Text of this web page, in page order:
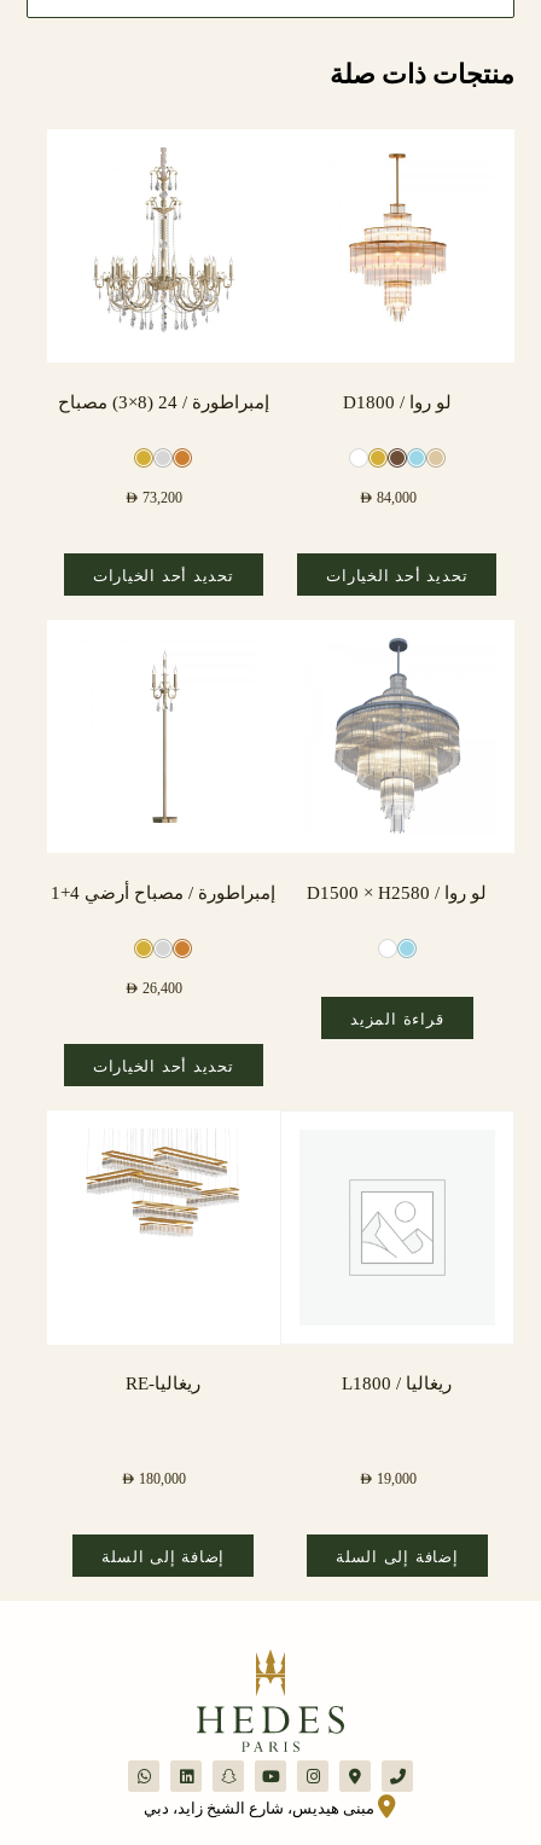
منتجات ذات صلة
لو روا / D1800
AED 84,000
تحديد أحد الخيارات
إمبراطورة / 24 (8×3) مصباح
AED 73,200
تحديد أحد الخيارات
لو روا / D1500 × H2580
قراءة المزيد
إمبراطورة / مصباح أرضي 4+1
AED 26,400
تحديد أحد الخيارات
ريغاليا / L1800
AED 19,000
إضافة إلى السلة
ريغاليا-RE
AED 180,000
إضافة إلى السلة
مبنى هيديس، شارع الشيخ زايد، دبي